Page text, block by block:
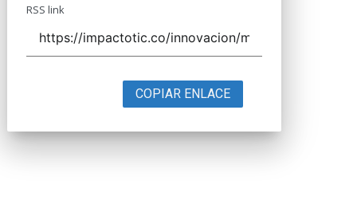
RSS link
COPIAR ENLACE